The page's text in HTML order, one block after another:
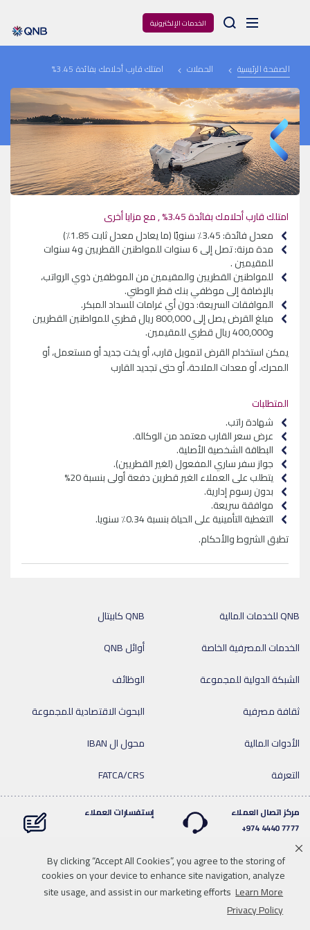
By clicking “Accept All Cookies”, you agree to the storing of
cookies on your device to enhance site navigation, analyze
site usage, and assist in our marketing efforts Learn More
Privacy Policy
الخدمات الإلكترونية Arama
الصفحة الرئيسية الحملات امتلك قارب أحلامك بفائدة 3.45%
امتلك قارب أحلامك بفائدة 3.45% , مع مزايا أخرى
معدل فائدة: 3.45٪ سنويًا (ما يعادل معدل ثابت 1.85٪)
مدة مرنة: تصل إلى 6 سنوات للمواطنين القطريين و4 سنوات
للمقيمين .
للمواطنين القطريين والمقيمين من الموظفين ذوي الرواتب،
بالإضافة إلى موظفي بنك قطر الوطني.
الموافقات السريعة: دون أي غرامات للسداد المبكر.
مبلغ القرض يصل إلى 800,000 ريال قطري للمواطنين القطريين
و400,000 ريال قطري للمقيمين.
يمكن استخدام القرض لتمويل قارب، أو يخت جديد أو مستعمل، أو
المحرك، أو معدات الملاحة، أو حتى تجديد القارب
المتطلبات
شهادة راتب.
عرض سعر القارب معتمد من الوكالة.
البطاقة الشخصية الأصلية.
جواز سفر ساري المفعول (لغير القطريين).
يتطلب على العملاء الغير قطرين دفعة أولى بنسبة 20%
بدون رسوم إدارية.
موافقة سريعة.
التغطية التأمينية على الحياة بنسبة 0.34٪ سنويا.
تطبق الشروط والأحكام.
QNB كابيتال
QNB للخدمات المالية
أوائل QNB
الخدمات المصرفية الخاصة
الوظائف
الشبكة الدولية للمجموعة
البحوث الاقتصادية للمجموعة
ثقافة مصرفية
محول ال IBAN
الأدوات المالية
FATCA/CRS
التعرفة
مركز اتصال العملاء
7777 4440 974+
إستفسارات العملاء
LinkedinInstagramfacebookWhatsapp
twitteryoutube
للاتصال بنا تحميل الوسائط خريطة الموقع سياسة الخصوصية